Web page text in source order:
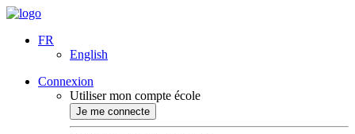
FR
English
Connexion
Utiliser mon compte école
Je me connecte